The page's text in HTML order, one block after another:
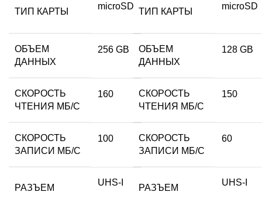
ТИП КАРТЫ
microSD
ОБЪЕМ
ДАННЫХ
256 GB
СКОРОСТЬ
ЧТЕНИЯ МБ/С
160
СКОРОСТЬ
ЗАПИСИ МБ/С
100
РАЗЪЕМ
UHS-I
ТИП КАРТЫ
microSD
ОБЪЕМ
ДАННЫХ
128 GB
СКОРОСТЬ
ЧТЕНИЯ МБ/С
150
СКОРОСТЬ
ЗАПИСИ МБ/С
60
РАЗЪЕМ
UHS-I